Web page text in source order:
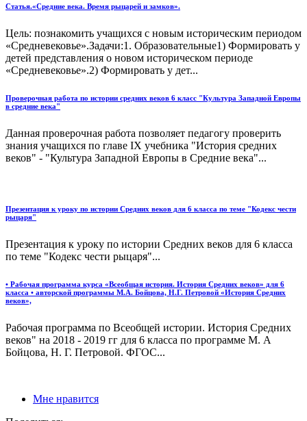
Статья.«Средние века. Время рыцарей и замков».
Цель: познакомить учащихся с новым историческим периодом
«Средневековье».Задачи:1. Образовательные1) Формировать у
детей представления о новом историческом периоде
«Средневековье».2) Формировать у дет...
Проверочная работа по истории средних веков 6 класс "Культура Западной Европы
в средние века"
Данная проверочная работа позволяет педагогу проверить
знания учащихся по главе IX учебника "История средних
веков" - "Культура Западной Европы в Средние века"...
Презентация к уроку по истории Средних веков для 6 класса по теме "Кодекс чести
рыцаря"
Презентация к уроку по истории Средних веков для 6 класса
по теме "Кодекс чести рыцаря"...
• Рабочая программа курса «Всеобщая история. История Средних веков» для 6
класса • авторской программы М.А. Бойцова, Н.Г. Петровой «История Средних
веков»,
Рабочая программа по Всеобщей истории. История Средних
веков" на 2018 - 2019 гг для 6 класса по программе М. А
Бойцова, Н. Г. Петровой. ФГОС...
Мне нравится